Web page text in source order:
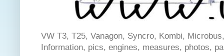
VW T3, T25, Vanagon, Syncro, Kombi,
Information, pics, engines, measures, photos,